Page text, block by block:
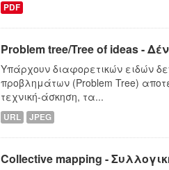
PDF
Problem tree/Tree of ideas -
Υπάρχουν διαφορετικών ειδών
προβλημάτων (Problem Tree)
τεχνική-άσκηση, τα...
URL JPEG
Collective mapping -